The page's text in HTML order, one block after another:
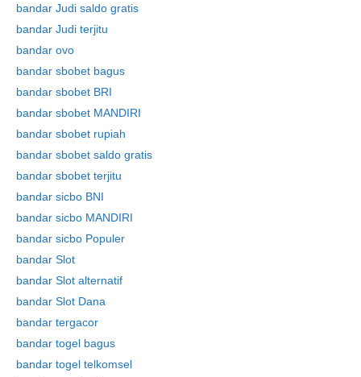
bandar Judi saldo gratis
bandar Judi terjitu
bandar ovo
bandar sbobet bagus
bandar sbobet BRI
bandar sbobet MANDIRI
bandar sbobet rupiah
bandar sbobet saldo gratis
bandar sbobet terjitu
bandar sicbo BNI
bandar sicbo MANDIRI
bandar sicbo Populer
bandar Slot
bandar Slot alternatif
bandar Slot Dana
bandar tergacor
bandar togel bagus
bandar togel telkomsel